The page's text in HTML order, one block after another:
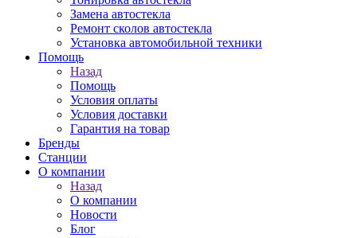
Замена автостекла
Ремонт сколов автостекла
Установка автомобильной техники
Помощь
Назад
Помощь
Условия оплаты
Условия доставки
Гарантия на товар
Бренды
Станции
О компании
Назад
О компании
Новости
Блог